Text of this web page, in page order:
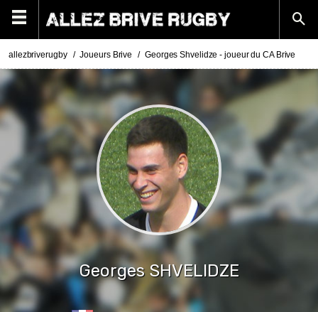
allezbriverugby Joueurs Brive Georges Shvelidze - joueur du CA Brive
Georges SHVELIDZE